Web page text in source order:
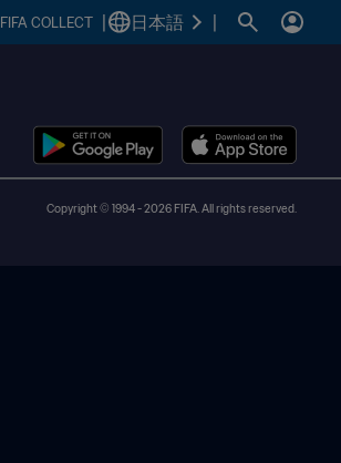
FIFA COLLECT 日本語
Copyright © 1994 - 2026 FIFA. All rights reserved.